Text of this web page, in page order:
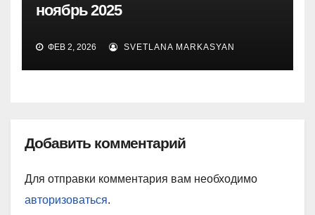
ноябрь 2025
ФЕВ 2, 2026 SVETLANA MARKASYAN
Добавить комментарий
Для отправки комментария вам необходимо
авторизоваться.